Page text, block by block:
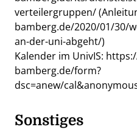
verteilergruppen/
bamberg.de/2020/01/30/
an-der-uni-abgeht/)
Kalender im UnivIS:
bamberg.de/form?
dsc=anew/
Sonstiges